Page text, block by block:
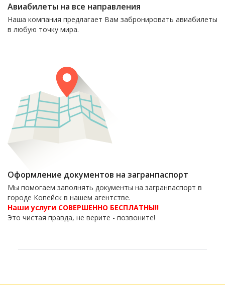
Авиабилеты на все направления
Наша компания предлагает Вам забронировать авиабилеты
в любую точку мира.
Оформление документов на загранпаспорт
Мы помогаем заполнять документы на загранпаспорт в
городе Копейск в нашем агентстве.
Наши услуги СОВЕРШЕННО БЕСПЛАТНЫ!!
Это чистая правда, не верите - позвоните!